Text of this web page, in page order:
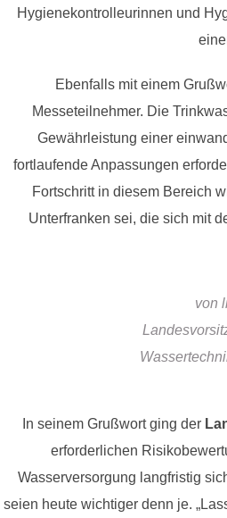
Hygienekontrolleurinnen und
Ebenfalls mit einem
Messeteilnehmer. Die
Gewährleistung einer
fortlaufende Anpassungen
Fortschritt in diesem Bereich
Unterfranken sei, die sich mit
von
In seinem Grußwort ging der
erforderlichen
Wasserversorgung langfristig
seien heute wichtiger denn je.